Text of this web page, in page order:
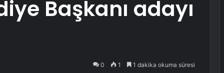
Başkanı adayı
0 1 1 dakika okuma süresi